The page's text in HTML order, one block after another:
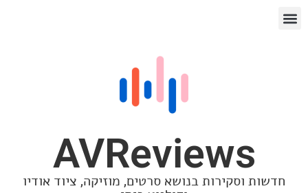
בנושא סרטים, מוזיקה, ציוד אודיו